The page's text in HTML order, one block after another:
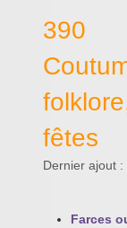
Nos outils de
Qui sommes-
390
fêtes
Dernier ajout :
Farces